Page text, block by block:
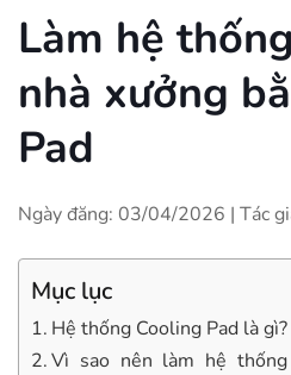
Làm hệ
nhà xưởng
Pad
Ngày đăng: 03/04/2026 | Tác
Mục lục
Hệ thống Cooling Pad là gì?
Vì sao nên làm hệ